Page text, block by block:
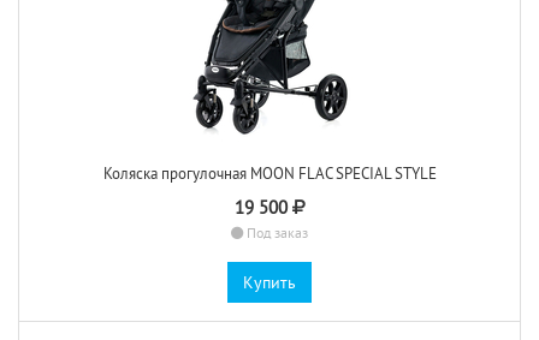
Коляска прогулочная MOON FLAC SPECIAL STYLE
19 500
Под заказ
Купить